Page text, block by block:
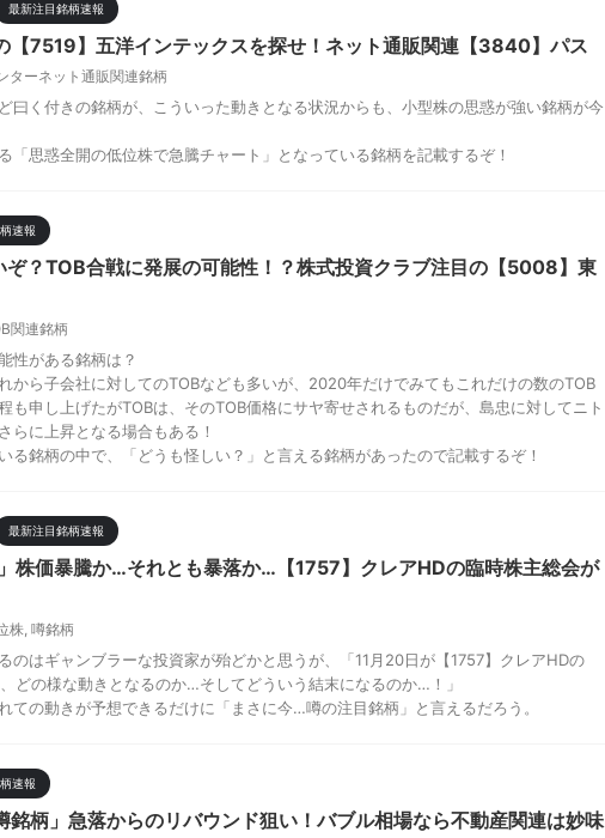
最新注目銘柄速報
【7519】五洋インテックスを探せ！ネット通販関連【3840】パス
ターネット通販関連銘柄
曰く付きの銘柄が、こういった動きとなる状況からも、小型株の思惑が強い銘柄が今
「思惑全開の低位株で急騰チャート」となっている銘柄を記載するぞ！
速報
？TOB合戦に発展の可能性！？株式投資クラブ注目の【5008】東
関連銘柄
性がある銘柄は？
から子会社に対してのTOBなども多いが、2020年だけでみてもこれだけの数のTOB
も申し上げたがTOBは、そのTOB価格にサヤ寄せされるものだが、島忠に対してニト
らに上昇となる場合もある！
る銘柄の中で、「どうも怪しい？」と言える銘柄があったので記載するぞ！
最新注目銘柄速報
株価暴騰か…それとも暴落か…【1757】クレアHDの臨時株主総会が
株, 噂銘柄
のはギャンブラーな投資家が殆どかと思うが、「11月20日が【1757】クレアHDの
どの様な動きとなるのか…そしてどういう結末になるのか…！」
ての動きが予想できるだけに「まさに今…噂の注目銘柄」と言えるだろう。
速報
銘柄」急落からのリバウンド狙い！バブル相場なら不動産関連は妙味